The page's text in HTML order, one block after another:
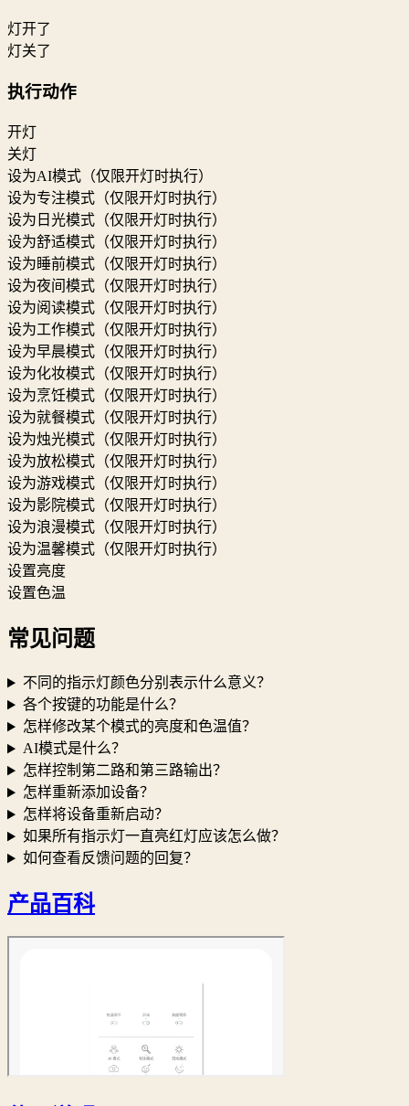
灯开了
灯关了
执行动作
开灯
关灯
设为AI模式（仅限开灯时执行）
设为专注模式（仅限开灯时执行）
设为日光模式（仅限开灯时执行）
设为舒适模式（仅限开灯时执行）
设为睡前模式（仅限开灯时执行）
设为夜间模式（仅限开灯时执行）
设为阅读模式（仅限开灯时执行）
设为工作模式（仅限开灯时执行）
设为早晨模式（仅限开灯时执行）
设为化妆模式（仅限开灯时执行）
设为烹饪模式（仅限开灯时执行）
设为就餐模式（仅限开灯时执行）
设为烛光模式（仅限开灯时执行）
设为放松模式（仅限开灯时执行）
设为游戏模式（仅限开灯时执行）
设为影院模式（仅限开灯时执行）
设为浪漫模式（仅限开灯时执行）
设为温馨模式（仅限开灯时执行）
设置亮度
设置色温
常见问题
不同的指示灯颜色分别表示什么意义？
各个按键的功能是什么？
怎样修改某个模式的亮度和色温值？
AI模式是什么？
怎样控制第二路和第三路输出？
怎样重新添加设备？
怎样将设备重新启动？
如果所有指示灯一直亮红灯应该怎么做？
如何查看反馈问题的回复？
产品百科